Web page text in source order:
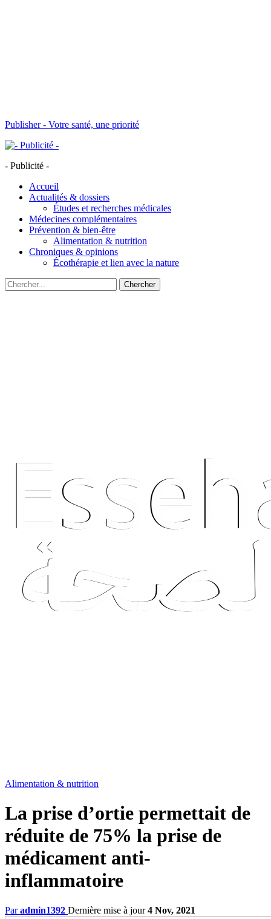
Publisher - Votre santé, une priorité
- Publicité -
Accueil
Actualités & dossiers
Études et recherches médicales
Médecines complémentaires
Prévention & bien-être
Alimentation & nutrition
Chroniques & opinions
Écothérapie et lien avec la nature
Alimentation & nutrition
La prise d’ortie permettait de
réduite de 75% la prise de
médicament anti-
inflammatoire
Paradmin1392 Dernière mise à jour4 Nov, 2021